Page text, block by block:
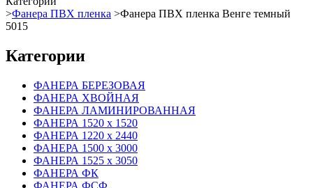
>Фанера ПВХ пленка >Фанера ПВХ пленка Венге темный
5015
Категории
ФАНЕРА БЕРЕЗОВАЯ
ФАНЕРА ХВОЙНАЯ
ФАНЕРА ЛАМИНИРОВАННАЯ
ФАНЕРА 1520 х 1520
ФАНЕРА 1220 х 2440
ФАНЕРА 1500 х 3000
ФАНЕРА 1525 х 3050
ФАНЕРА ФК
ФАНЕРА ФСФ